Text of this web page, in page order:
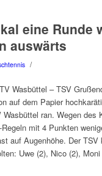
eine Runde
auswärts
/
Wasbüttel – TSV
auf dem Papier
ran. Wegen
mit 4 Punkten
auf Augenhöhe. Der
Uwe (2), Nico (2),